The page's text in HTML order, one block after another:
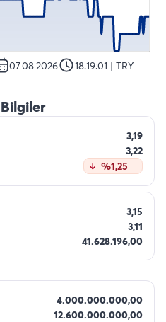
07.08.2026 18:19:01 | TRY
3,19
3,22
%1,25
3,15
3,11
41.628.196,00
4.000.000.000,00
12.600.000.000,00